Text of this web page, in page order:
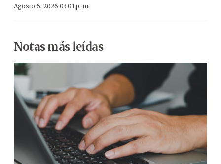
Agosto 6, 2026 03:01 p. m.
Notas más leídas